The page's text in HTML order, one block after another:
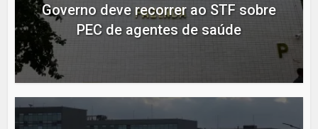
Governo deve recorrer ao STF sobre
PEC de agentes de saúde